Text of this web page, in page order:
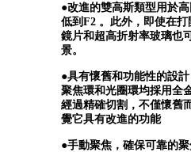
●改進的雙高斯類型用於
低到F2 。此外，即使在
鏡片和超高折射率玻璃也
景。
●具有懷舊和功能性的設計
聚焦環和光圈環均採用全
經過精確切割，不僅懷舊
覺它具有改進的功能
●手動聚焦，確保可靠的